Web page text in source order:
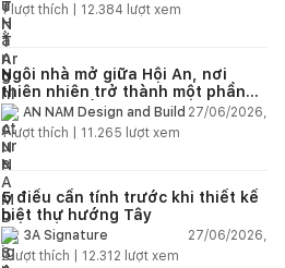
1lượt thích | 12.384 lượt xem
Ngôi nhà mở giữa Hội An, nơi
thiên nhiên trở thành một phần
của cuộc sống
AN NAM Design and Build 27/06/2026,
1lượt thích | 11.265 lượt xem
5 điều cần tính trước khi thiết kế
biệt thự hướng Tây
3A Signature
27/06/2026,
2lượt thích | 12.312 lượt xem